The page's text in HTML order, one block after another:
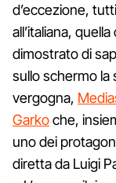
d’eccezione,
all’italiana,
dimostrato di
sullo schermo la
vergogna,
Garkoche,
uno dei
diretta da Luigi